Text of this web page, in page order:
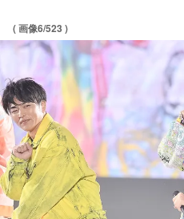
( 画像6/523 )